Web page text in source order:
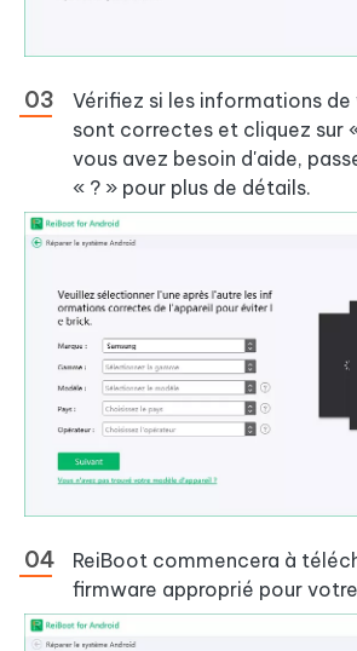
Vérifiez si les informations de
sont correctes et cliquez sur
vous avez besoin d'aide,
« ? » pour plus de détails.
ReiBoot commencera à
firmware approprié pour